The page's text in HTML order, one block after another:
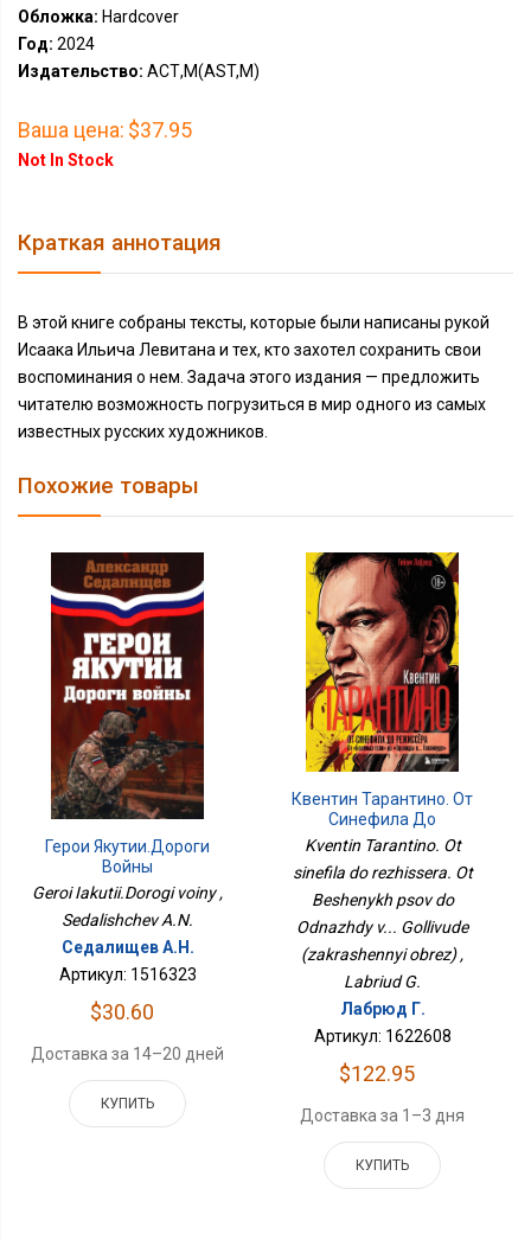
Обложка: Hardcover
Год: 2024
Издательство: АСТ,М(AST,M)
Ваша цена: $37.95
Not In Stock
Краткая аннотация
В этой книге собраны тексты, которые были написаны рукой
Исаака Ильича Левитана и тех, кто захотел сохранить свои
воспоминания о нем. Задача этого издания — предложить
читателю возможность погрузиться в мир одного из самых
известных русских художников.
Похожие товары
Герои Якутии.Дороги
Войны
Geroi Iakutii.Dorogi voiny ,
Sedalishchev A.N.
Седалищев А.Н.
Артикул: 1516323
$30.60
Доставка за 14–20 дней
КУПИТЬ
Квентин Тарантино. От
Синефила До
Режиссёра. От Бешеных
Голливуде
(закрашенный Обрез)
Kventin Tarantino. Ot
sinefila do rezhissera. Ot
Beshenykh psov do
Odnazhdy v... Gollivude
(zakrashennyi obrez) ,
Labriud G.
Лабрюд Г.
Артикул: 1622608
$122.95
Доставка за 1–3 дня
КУПИТЬ